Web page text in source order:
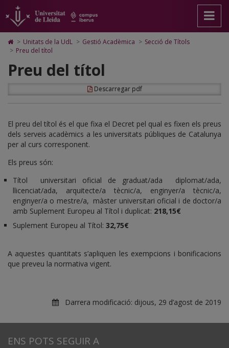
Preu
del
títol
pàgina
principal.
Universitat
Lleida
contingut
principal
pàgina
Mapa
Web.
Universitat
Lleida
Cerca
Accessibilitat.
Universitat
Lleida
Icono
de
para
la
página
> Unitats de la UdL > Gestió Acadèmica > Secció de Títols
> Preu del títol
Preu del títol
Descarregar pdf
El preu del títol és el que fixa el Decret pel qual es fixen els preus
dels serveis acadèmics a les universitats públiques de Catalunya
per al curs corresponent.
Els preus són:
Títol universitari oficial de graduat/ada diplomat/ada,
llicenciat/ada, arquitecte/a tècnic/a, enginyer/a tècnic/a,
enginyer/a o mestre/a, màster universitari oficial i de doctor/a
amb Suplement Europeu al Títol i duplicat: 218,15€
Suplement Europeu al Títol: 32,75€
A aquestes quantitats s’apliquen les exempcions i bonificacions
que preveu la normativa vigent.
Darrera modificació: dijous, 29 d’agost de 2019
ENS POTS SEGUIR A